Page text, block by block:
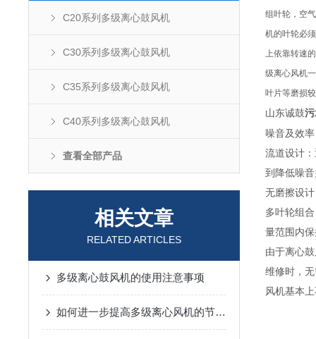
C20系列多级离心鼓风机
C30系列多级离心鼓风机
C35系列多级离心鼓风机
C40系列多级离心鼓风机
查看全部产品
相关文章
RELATED ARTICLES
多级离心鼓风机的使用注意事项
如何进一步提高多级离心风机的节能效果？
组叶轮，空
机的叶轮必
上依靠转速
级离心风机
叶片等磨损
山东诚鼓
噪音及效
流道设计
到降低噪
无磨擦设
多叶轮组
量范围内
由于离心
维修时，
风机基本